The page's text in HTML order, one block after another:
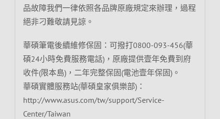
品故障我們一律依照各品牌原廠規定來辦理，過程
絕非刁難敬請見諒。
華碩筆電後續維修保固：可撥打0800-093-456(華
碩24小時免費服務電話)，原廠提供壹年免費到府
收件(限本島)，二年完整保固(電池壹年保固)。
華碩實體服務站(華碩皇家俱樂部)：
http://www.asus.com/tw/support/Service-
Center/Taiwan